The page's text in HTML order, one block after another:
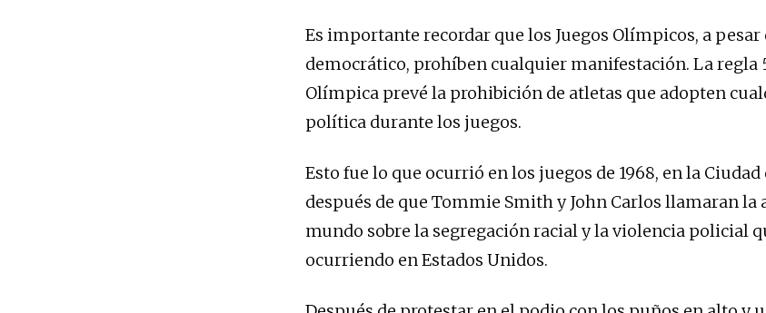
Es importante recordar que los Juegos Olímpicos, a pesar
democrático, prohíben cualquier manifestación. La regla
Olímpica prevé la prohibición de atletas que adopten
política durante los juegos.
Esto fue lo que ocurrió en los juegos de 1968, en la Ciudad
después de que Tommie Smith y John Carlos llamaran la
mundo sobre la segregación racial y la violencia policial
ocurriendo en Estados Unidos.